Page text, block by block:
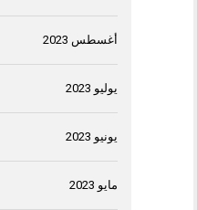
أغسطس 2023
يوليو 2023
يونيو 2023
مايو 2023